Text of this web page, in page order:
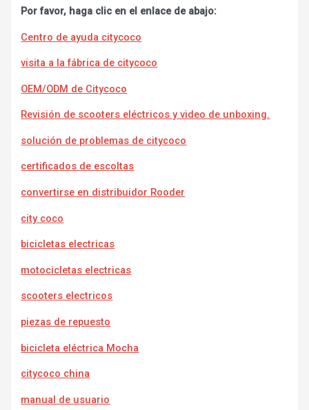
Por favor, haga clic en el enlace de abajo:
Centro de ayuda citycoco
visita a la fábrica de citycoco
OEM/ODM de Citycoco
Revisión de scooters eléctricos y video de unboxing.
solución de problemas de citycoco
certificados de escoltas
convertirse en distribuidor Rooder
city coco
bicicletas electricas
motocicletas electricas
scooters electricos
piezas de repuesto
bicicleta eléctrica Mocha
citycoco china
manual de usuario